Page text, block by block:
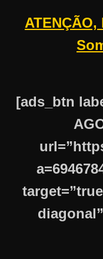
ATENÇÃO,
[ads_btn